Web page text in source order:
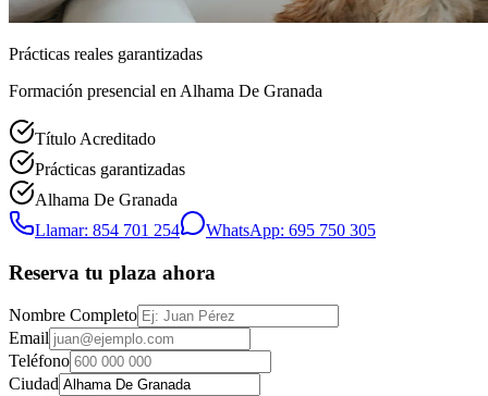
Prácticas reales garantizadas
Formación presencial en Alhama De Granada
Título Acreditado
Prácticas garantizadas
Alhama De Granada
Llamar: 854 701 254
WhatsApp: 695 750 305
Reserva tu plaza ahora
Nombre Completo
Email
Teléfono
Ciudad